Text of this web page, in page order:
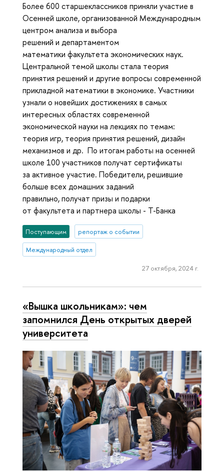
Более 600 старшеклассников приняли участие в
Осенней школе, организованной Международным
центром анализа и выбора
решений и департаментом
математики факультета экономических наук.
Центральной темой школы стала теория
принятия решений и другие вопросы современной
прикладной математики в экономике. Участники
узнали о новейших достижениях в самых
интересных областях современной
экономической науки на лекциях по темам:
теория игр, теория принятия решений, дизайн
механизмов и др. По итогам работы на осенней
школе 100 участников получат сертификаты
за активное участие. Победители, решившие
больше всех домашних заданий
правильно, получат призы и подарки
от факультета и партнера школы - Т-Банка
Поступающим репортаж о событии
Международный отдел
27 октября, 2024 г.
«Вышка школьникам»: чем
запомнился День открытых дверей
университета